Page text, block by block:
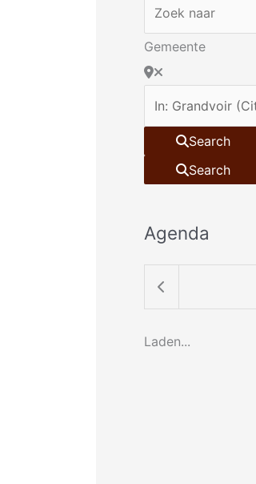
Gemeente
Search
Search
Agenda
Laden...